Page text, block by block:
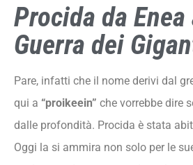
Procida da
Guerra dei
Pare, infatti che il nome derivi dal
qui a “proikeein” che vorrebbe dire
dalle profondità. Procida è stata
Oggi la si ammira non solo per le